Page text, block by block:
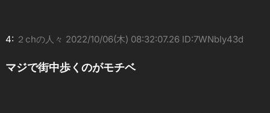
4: ２chの人々 2022/10/06(木) 08:32:07.26 ID:7WNbIy43d
マジで街中歩くのがモチベ